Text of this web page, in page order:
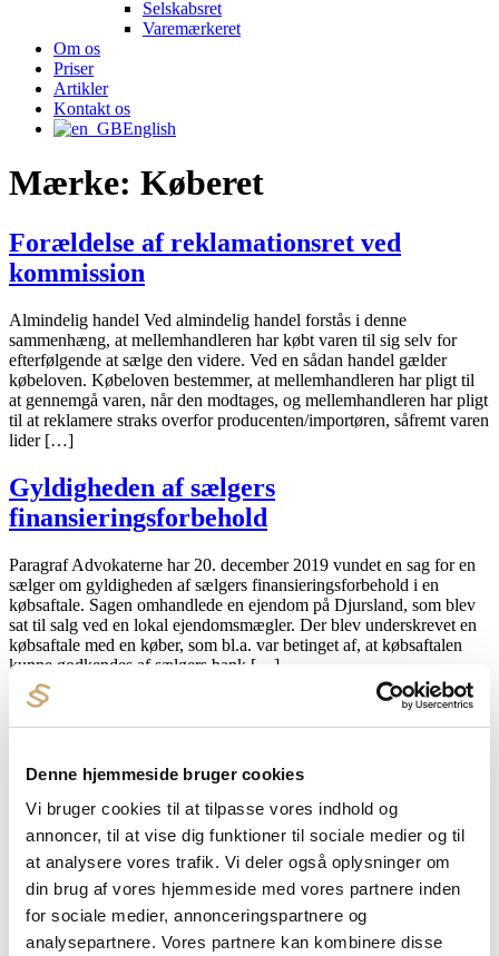
Denne hjemmeside bruger cookies
Vi bruger cookies til at tilpasse vores indhold og
annoncer, til at vise dig funktioner til sociale medier og til
at analysere vores trafik. Vi deler også oplysninger om
din brug af vores hjemmeside med vores partnere inden
for sociale medier, annonceringspartnere og
analysepartnere. Vores partnere kan kombinere disse
Selskabsret
Varemærkeret
Om os
Priser
Artikler
Kontakt os
English
Mærke: Køberet
Forældelse af reklamationsret ved
kommission
Almindelig handel Ved almindelig handel forstås i denne
sammenhæng, at mellemhandleren har købt varen til sig selv for
efterfølgende at sælge den videre. Ved en sådan handel gælder
købeloven. Købeloven bestemmer, at mellemhandleren har pligt til
at gennemgå varen, når den modtages, og mellemhandleren har pligt
til at reklamere straks overfor producenten/importøren, såfremt varen
lider […]
Gyldigheden af sælgers
finansieringsforbehold
Paragraf Advokaterne har 20. december 2019 vundet en sag for en
sælger om gyldigheden af sælgers finansieringsforbehold i en
købsaftale. Sagen omhandlede en ejendom på Djursland, som blev
sat til salg ved en lokal ejendomsmægler. Der blev underskrevet en
købsaftale med en køber, som bl.a. var betinget af, at købsaftalen
kunne godkendes af sælgers bank […]
Tidsfrister ved reklamation over mangler
Har du opdaget at din nyindkøbte hest lider af en skjult mangel, er
det vigtigt at være opmærksom på reklamationsfristerne, så du når at
få reklameret i tide. Indenfor køberetten arbejder vi med henholdsvis
den relative og den absolutte reklamationsfrist.Den relative
reklamationsfrist betyder, hvor hurtigt vi skal reklamere, efter vi har
opdaget manglen.Den absolutte reklamationsfrist […]
Vanhjemmel ved køb og salg af biler